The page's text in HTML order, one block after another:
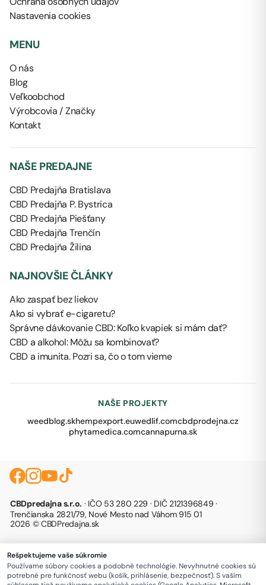
Nastavenia cookies
MENU
O nás
Blog
Veľkoobchod
Výrobcovia / Značky
Kontakt
NAŠE PREDAJNE
CBD Predajňa Bratislava
CBD Predajňa P. Bystrica
CBD Predajňa Piešťany
CBD Predajňa Trenčín
CBD Predajňa Žilina
NAJNOVŠIE ČLÁNKY
Ako zaspať bez liekov
Ako si vybrať e-cigaretu?
Správne dávkovanie CBD: Koľko kvapiek si mám dať?
CBD a alkohol: Môžu sa kombinovať?
CBD a imunita. Pozri sa, čo o tom vieme
NAŠE PROJEKTY
weedblog.skhempexport.euwedlif.comcbdprodejna.cz
phytamedica.comcannapurna.sk
CBDpredajna s.r.o. · IČO 53 280 229 · DIČ 2121396849 ·
Trenčianska 2821/79, Nové Mesto nad Váhom 915 01
2026 © CBDPredajna.sk
Rešpektujeme vaše súkromie
Používame súbory cookies a podobné technológie. Nevyhnutné cookies sú
potrebné pre funkčnosť webu (košík, prihlásenie, bezpečnosť). S vaším